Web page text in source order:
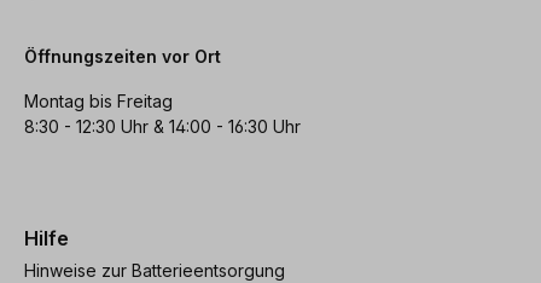
Öffnungszeiten vor Ort
Montag bis Freitag
8:30 - 12:30 Uhr & 14:00 - 16:30 Uhr
Hilfe
Hinweise zur Batterieentsorgung